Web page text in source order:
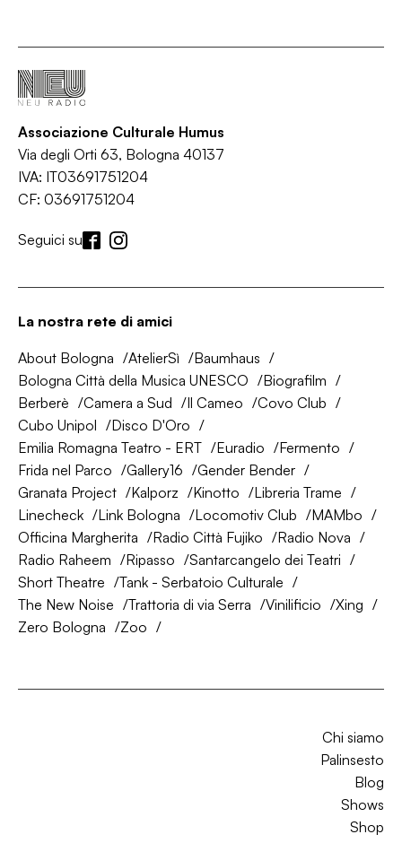
Associazione Culturale Humus
Via degli Orti 63, Bologna 40137
IVA: IT03691751204
CF: 03691751204
Seguici su
La nostra rete di amici
About Bologna AtelierSì
Baumhaus
Bologna Città della Musica UNESCO
Biografilm
Berberè
Camera a Sud Il Cameo
Covo Club
Cubo Unipol
Disco D'Oro
Emilia Romagna Teatro - ERT
Euradio
Fermento
Frida nel Parco
Gallery16
Gender Bender
Granata Project
Kalporz Kinotto
Libreria Trame
Linecheck
Link Bologna Locomotiv Club
MAMbo
Officina Margherita
Radio Città Fujiko
Radio Nova
Radio Raheem
Ripasso
Santarcangelo dei Teatri
Short Theatre
Tank - Serbatoio Culturale
The New Noise
Trattoria di via Serra Vinilificio
Xing
Zero Bologna
Zoo
Chi siamo
Palinsesto
Blog
Shows
Shop